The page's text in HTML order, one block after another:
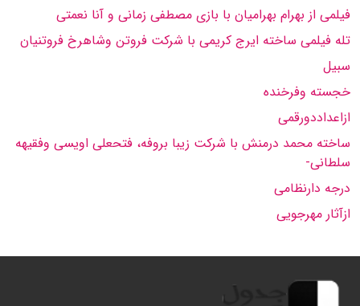
فیلمی از بهرام بهرامیان با بازی مصطفی زمانی و آنا نعمتی
تله فیلمی ساخته ایرج كریمی با شركت فروتن وشاهرخ فروتنیان
سبیل
خجسته وفرخنده
ازاعداددورقمی
ساخته محمد درمنش با شركت زیبا بروفه، فتحعلی اویسی وفقیهه
سلطانی-
درجه دارنظامی
ازآثار مهرجویی